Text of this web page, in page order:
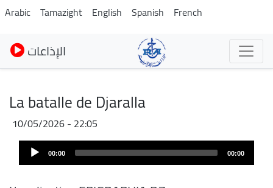
Skip
to
main
content
Arabic Tamazight English Spanish French
الإذاعات
La batalle de Djaralla
10/05/2026 - 22:05
Fichier
Audio
Player 00:00 00:00